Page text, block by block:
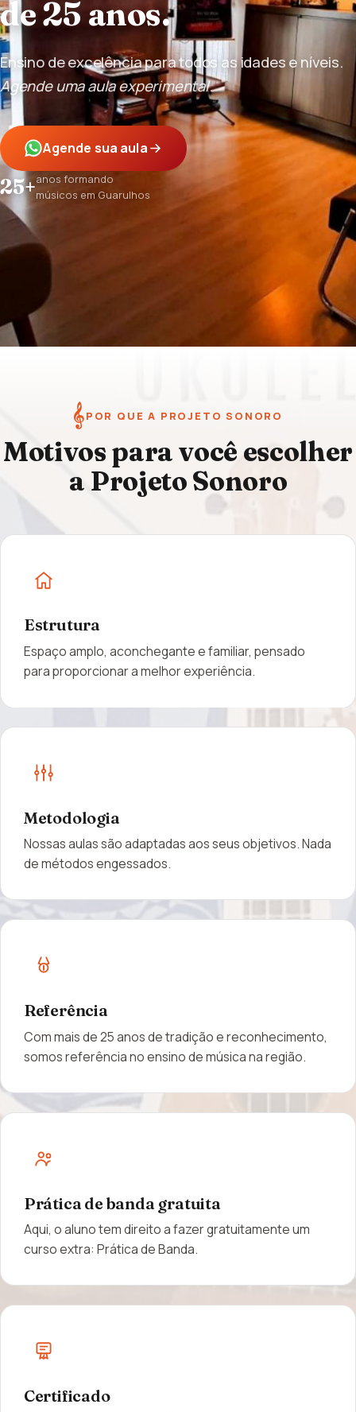
de 25 anos.
Ensino de excelência para todos as idades e níveis.
Agende uma aula experimental.
Agende sua aula
25+anos formando
músicos em Guarulhos
𝄞POR QUE A PROJETO SONORO
Motivos para você escolher
a Projeto Sonoro
Estrutura
Espaço amplo, aconchegante e familiar, pensado
para proporcionar a melhor experiência.
Metodologia
Nossas aulas são adaptadas aos seus objetivos. Nada
de métodos engessados.
Referência
Com mais de 25 anos de tradição e reconhecimento,
somos referência no ensino de música na região.
Prática de banda gratuita
Aqui, o aluno tem direito a fazer gratuitamente um
curso extra: Prática de Banda.
Certificado